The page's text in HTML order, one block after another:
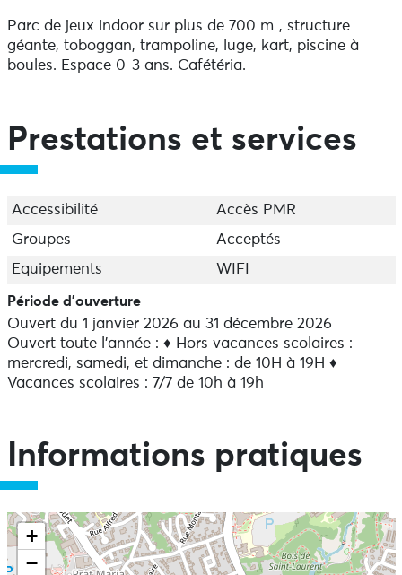
Parc de jeux indoor sur plus de 700 m², structure
géante, toboggan, trampoline, luge, kart, piscine à
boules. Espace 0-3 ans. Cafétéria.
Prestations et services
Accessibilité
Accès PMR
Groupes
Acceptés
Equipements
WIFI
Période d'ouverture
Ouvert du 1 janvier 2026 au 31 décembre 2026
Ouvert toute l'année : ♦ Hors vacances scolaires :
mercredi, samedi, et dimanche : de 10H à 19H ♦
Vacances scolaires : 7/7 de 10h à 19h
Informations pratiques
+
−